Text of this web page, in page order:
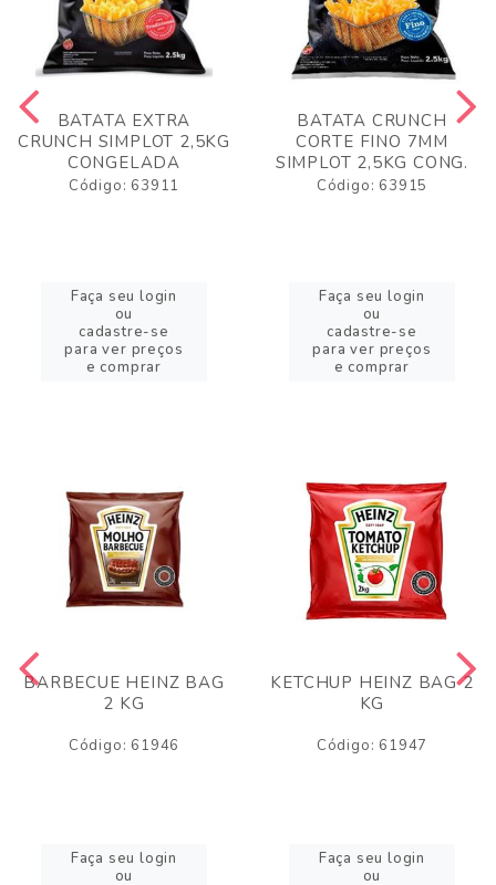
BATATA EXTRA
CRUNCH SIMPLOT 2,5KG
CONGELADA
Código: 63911
Faça seu login
ou
cadastre-se
para ver preços
e comprar
BATATA CRUNCH
CORTE FINO 7MM
SIMPLOT 2,5KG CONG.
Código: 63915
Faça seu login
ou
cadastre-se
para ver preços
e comprar
BARBECUE HEINZ BAG
2 KG
Código: 61946
Faça seu login
ou
KETCHUP HEINZ BAG 2
KG
Código: 61947
Faça seu login
ou